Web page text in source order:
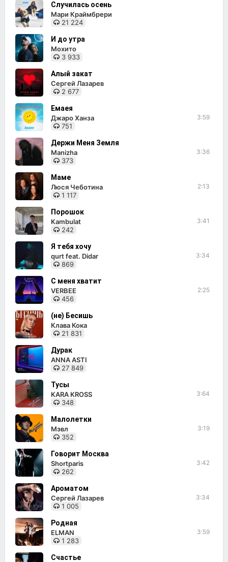
Случилась осень
Мари Краймбрери
21 224
И до утра
Мохито
3 933
Алый закат
Сергей Лазарев
2 677
Емаея
Джаро Ханза
751
3:59
Держи Меня Земля
Manizha
373
3:36
Маме
Люся Чеботина
1 117
2:13
Порошок
Kambulat
242
3:41
Я тебя хочу
qurt feat. Didar
869
3:34
С меня хватит
VERBEE
456
2:25
(не) Бесишь
Клава Кока
21 831
Дурак
ANNA ASTI
27 849
Тусы
KARA KROSS
348
3:64
Малолетки
Мэвл
352
3:19
Говорит Москва
Shortparis
262
3:42
Ароматом
Сергей Лазарев
1 005
3:34
Родная
ELMAN
1 283
3:59
Счастье